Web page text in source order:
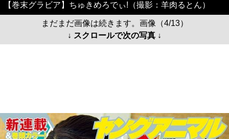
【巻末グラビア】ちゅきめろでぃ!（撮影：羊肉るとん）
まだまだ画像は続きます。画像（4/13）
↓ スクロールで次の写真 ↓